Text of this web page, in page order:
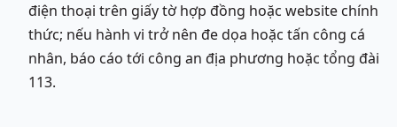
điện thoại trên giấy tờ hợp đồng hoặc website chính
thức; nếu hành vi trở nên đe dọa hoặc tấn công cá
nhân, báo cáo tới công an địa phương hoặc tổng đài
113.